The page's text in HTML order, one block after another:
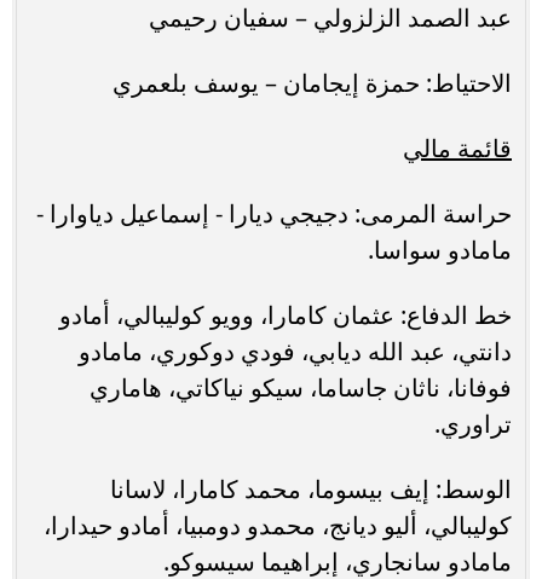
عبد الصمد الزلزولي – سفيان رحيمي
الاحتياط: حمزة إيجامان – يوسف بلعمري
قائمة مالي
حراسة المرمى: دجيجي ديارا - إسماعيل دياوارا -
مامادو سواسا.
خط الدفاع: عثمان كامارا، وويو كوليبالي، أمادو
دانتي، عبد الله ديابي، فودي دوكوري، مامادو
فوفانا، ناثان جاساما، سيكو نياكاتي، هاماري
تراوري.
الوسط: إيف بيسوما، محمد كامارا، لاسانا
كوليبالي، أليو ديانج، محمدو دومبيا، أمادو حيدارا،
مامادو سانجاري، إبراهيما سيسوكو.